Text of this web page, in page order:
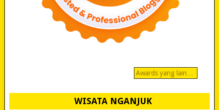
Awards yang lain…
WISATA NGANJUK